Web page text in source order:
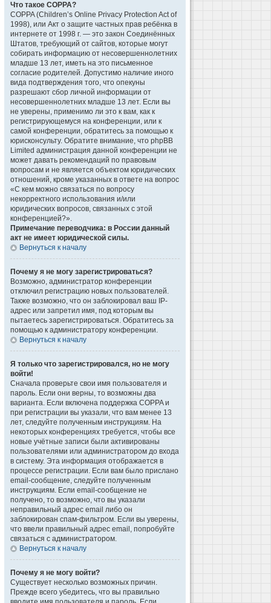
Что такое COPPA?
COPPA (Children’s Online Privacy Protection Act of
1998), или Акт о защите частных прав ребёнка в
интернете от 1998 г. — это закон Соединённых
Штатов, требующий от сайтов, которые могут
собирать информацию от несовершеннолетних
младше 13 лет, иметь на это письменное
согласие родителей. Допустимо наличие иного
вида подтверждения того, что опекуны
разрешают сбор личной информации от
несовершеннолетних младше 13 лет. Если вы
не уверены, применимо ли это к вам, как к
регистрирующемуся на конференции, или к
самой конференции, обратитесь за помощью к
юрисконсульту. Обратите внимание, что phpBB
Limited администрация данной конференции не
может давать рекомендаций по правовым
вопросам и не является объектом юридических
отношений, кроме указанных в ответе на вопрос
«С кем можно связаться по вопросу
некорректного использования и/или
юридических вопросов, связанных с этой
конференцией?».
Примечание переводчика: в России данный
акт не имеет юридической силы.
Вернуться к началу
Почему я не могу зарегистрироваться?
Возможно, администратор конференции
отключил регистрацию новых пользователей.
Также возможно, что он заблокировал ваш IP-
адрес или запретил имя, под которым вы
пытаетесь зарегистрироваться. Обратитесь за
помощью к администратору конференции.
Вернуться к началу
Я только что зарегистрировался, но не могу
войти!
Сначала проверьте свои имя пользователя и
пароль. Если они верны, то возможны два
варианта. Если включена поддержка COPPA и
при регистрации вы указали, что вам менее 13
лет, следуйте полученным инструкциям. На
некоторых конференциях требуется, чтобы все
новые учётные записи были активированы
пользователями или администратором до входа
в систему. Эта информация отображается в
процессе регистрации. Если вам было прислано
email-сообщение, следуйте полученным
инструкциям. Если email-сообщение не
получено, то возможно, что вы указали
неправильный адрес email либо он
заблокирован спам-фильтром. Если вы уверены,
что ввели правильный адрес email, попробуйте
связаться с администратором.
Вернуться к началу
Почему я не могу войти?
Существует несколько возможных причин.
Прежде всего убедитесь, что вы правильно